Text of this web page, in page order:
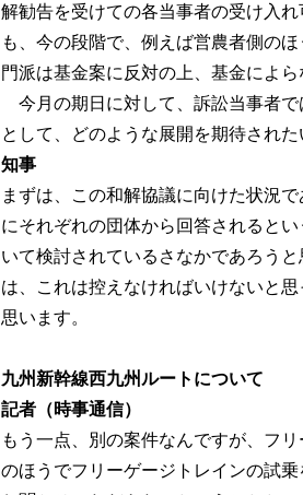
解勧告を受けての各当事者の受け入
も、今の段階で、例えば営農者側の
門派は基金案に反対の上、基金によ
今月の期日に対して、訴訟当事者で
として、どのような展開を期待され
知事
まずは、この和解協議に向けた状況
にそれぞれの団体から回答されると
いて検討されているさなかであろう
は、これは控えなければいけないと
思います。
九州新幹線西九州ルートについて
記者（時事通信）
もう一点、別の案件なんですが、フ
のほうでフリーゲージトレインの試